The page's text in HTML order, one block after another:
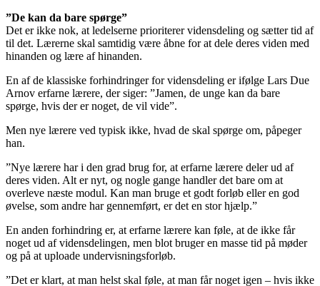
”De kan da bare spørge”
Det er ikke nok, at ledelserne prioriterer vidensdeling og sætter tid af
til det. Lærerne skal samtidig være åbne for at dele deres viden med
hinanden og lære af hinanden.
En af de klassiske forhindringer for vidensdeling er ifølge Lars Due
Arnov erfarne lærere, der siger: ”Jamen, de unge kan da bare
spørge, hvis der er noget, de vil vide”.
Men nye lærere ved typisk ikke, hvad de skal spørge om, påpeger
han.
”Nye lærere har i den grad brug for, at erfarne lærere deler ud af
deres viden. Alt er nyt, og nogle gange handler det bare om at
overleve næste modul. Kan man bruge et godt forløb eller en god
øvelse, som andre har gennemført, er det en stor hjælp.”
En anden forhindring er, at erfarne lærere kan føle, at de ikke får
noget ud af vidensdelingen, men blot bruger en masse tid på møder
og på at uploade undervisningsforløb.
”Det er klart, at man helst skal føle, at man får noget igen – hvis ikke